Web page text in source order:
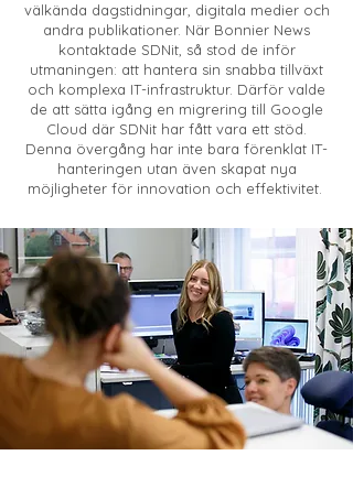
välkända dagstidningar, digitala medier och
andra publikationer. När Bonnier News
kontaktade SDNit, så stod de inför
utmaningen: att hantera sin snabba tillväxt
och komplexa IT-infrastruktur. Därför valde
de att sätta igång en migrering till Google
Cloud där SDNit har fått vara ett stöd.
Denna övergång har inte bara förenklat IT-
hanteringen utan även skapat nya
möjligheter för innovation och effektivitet.